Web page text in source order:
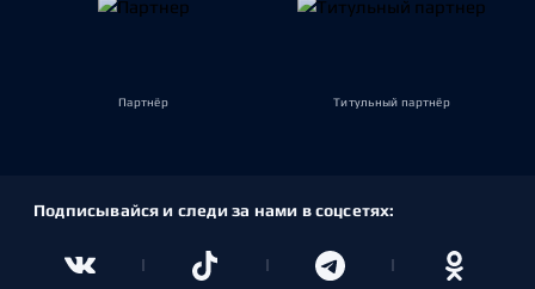
Партнёр Титульный партнёр
Подписывайся и следи за нами в соцсетях: